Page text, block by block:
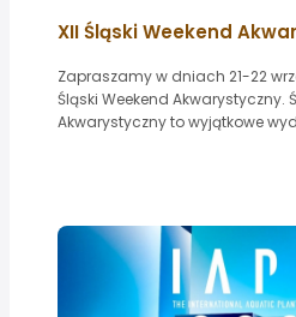
XII Śląski Weekend
Zapraszamy w dniach 21-22
Śląski Weekend Akwarystyczny.
Akwarystyczny to wyjątkowe